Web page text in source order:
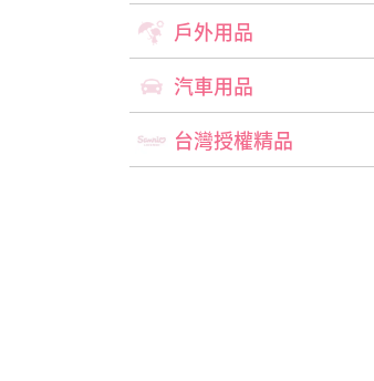
戶外用品
汽車用品
台灣授權精品